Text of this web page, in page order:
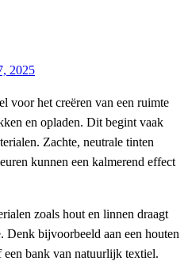
2025
voor het creëren van een ruimte
en opladen. Dit begint vaak
Zachte, neutrale tinten
kunnen een kalmerend effect
zoals hout en linnen draagt
Denk bijvoorbeeld aan een houten
bank van natuurlijk textiel.